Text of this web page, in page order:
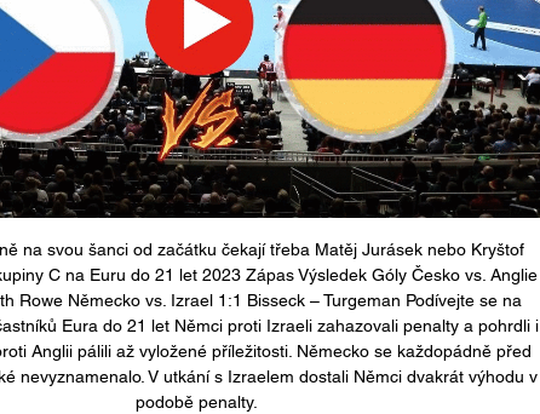
na svou šanci od začátku čekají třeba Matěj Jurásek nebo Kryštof
C na Euru do 21 let 2023 Zápas Výsledek Góly Česko vs. Anglie
Rowe Německo vs. Izrael 1:1 Bisseck – Turgeman Podívejte se na
Eura do 21 let Němci proti Izraeli zahazovali penalty a pohrdli i
Anglii pálili až vyložené příležitosti. Německo se každopádně před
nevyznamenalo. V utkání s Izraelem dostali Němci dvakrát výhodu v
podobě penalty.